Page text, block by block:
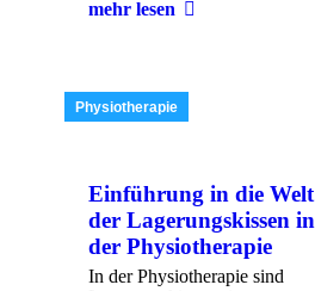
mehr lesen
Physiotherapie
Einführung in die Welt
der Lagerungskissen in
der Physiotherapie
In der Physiotherapie sind